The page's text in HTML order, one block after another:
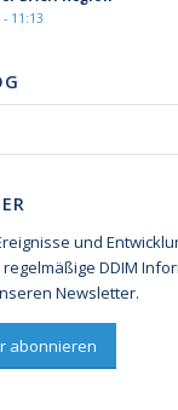
11:13
und
DDIM
Newsletter.
abonnieren